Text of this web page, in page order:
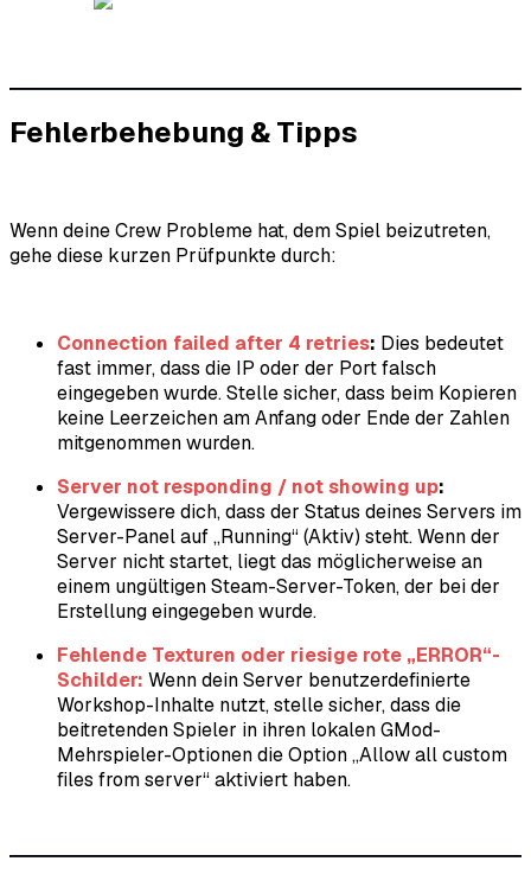
Fehlerbehebung & Tipps
Wenn deine Crew Probleme hat, dem Spiel beizutreten,
gehe diese kurzen Prüfpunkte durch:
Connection failed after 4 retries: Dies bedeutet
fast immer, dass die IP oder der Port falsch
eingegeben wurde. Stelle sicher, dass beim Kopieren
keine Leerzeichen am Anfang oder Ende der Zahlen
mitgenommen wurden.
Server not responding / not showing up:
Vergewissere dich, dass der Status deines Servers im
Server-Panel auf „Running“ (Aktiv) steht. Wenn der
Server nicht startet, liegt das möglicherweise an
einem ungültigen Steam-Server-Token, der bei der
Erstellung eingegeben wurde.
Fehlende Texturen oder riesige rote „ERROR“-
Schilder: Wenn dein Server benutzerdefinierte
Workshop-Inhalte nutzt, stelle sicher, dass die
beitretenden Spieler in ihren lokalen GMod-
Mehrspieler-Optionen die Option „Allow all custom
files from server“ aktiviert haben.